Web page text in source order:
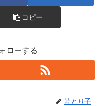
コピー
ローする
苫とり子